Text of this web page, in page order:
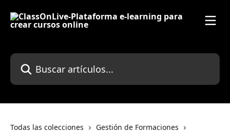
Buscar artículos...
Todas las colecciones
Gestión de Formaciones